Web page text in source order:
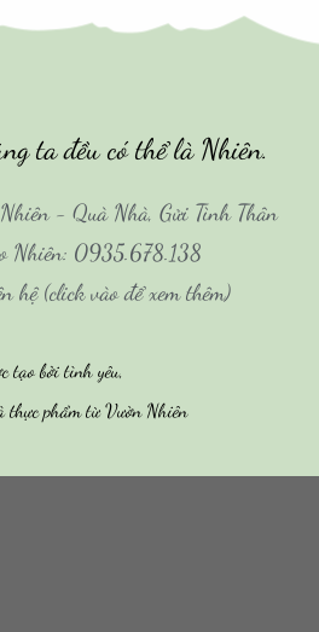
ta đều có thể là Nhiên.
Nhiên - Quà Nhà, Gửi Tình Thân
Nhiên: 0935.678.138
hệ (click vào để xem thêm)
tạo bởi tình yêu,
thực phẩm từ Vườn Nhiên